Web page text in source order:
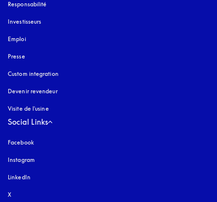
Responsabilité
Investisseurs
Emploi
Presse
Custom integration
Devenir revendeur
Visite de l'usine
Social Links
Facebook
Instagram
LinkedIn
X